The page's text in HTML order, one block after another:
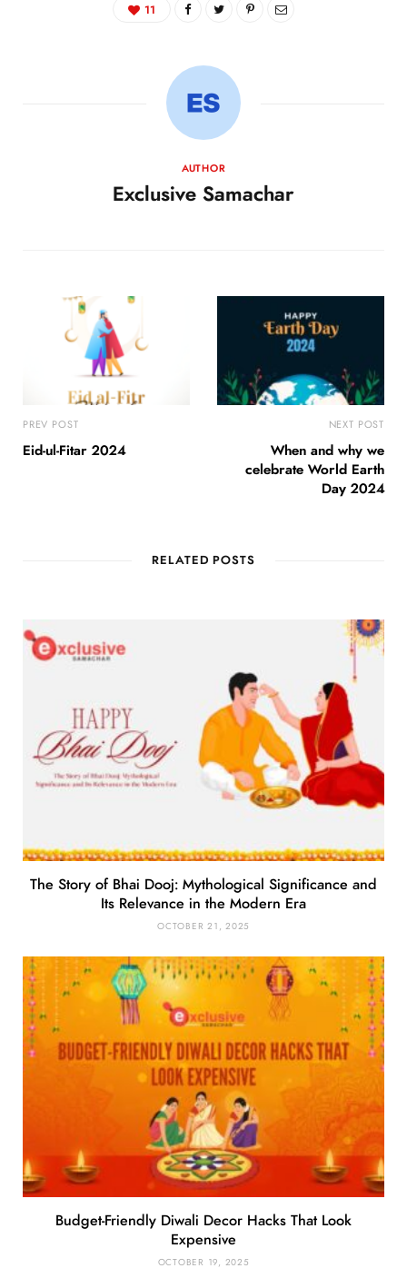
11
AUTHOR
Exclusive Samachar
PREV POST
Eid-ul-Fitar 2024
NEXT POST
When and why we
celebrate World Earth
Day 2024
RELATED POSTS
The Story of Bhai Dooj: Mythological Significance and
Its Relevance in the Modern Era
OCTOBER 21, 2025
Budget-Friendly Diwali Decor Hacks That Look
Expensive
OCTOBER 19, 2025